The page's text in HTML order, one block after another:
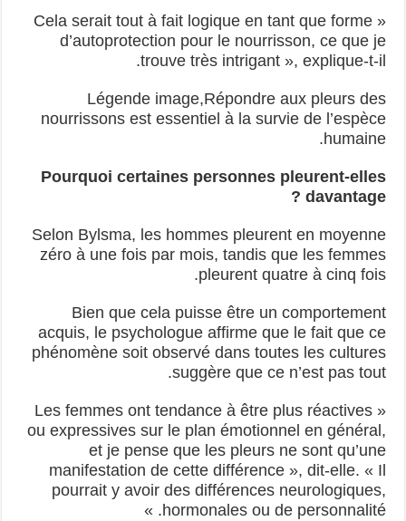
« Cela serait tout à fait logique en tant que forme
d’autoprotection pour le nourrisson, ce que je
trouve très intrigant », explique-t-il.
Légende image,Répondre aux pleurs des
nourrissons est essentiel à la survie de l’espèce
humaine.
Pourquoi certaines personnes pleurent-elles
davantage ?
Selon Bylsma, les hommes pleurent en moyenne
zéro à une fois par mois, tandis que les femmes
pleurent quatre à cinq fois.
Bien que cela puisse être un comportement
acquis, le psychologue affirme que le fait que ce
phénomène soit observé dans toutes les cultures
suggère que ce n’est pas tout.
« Les femmes ont tendance à être plus réactives
ou expressives sur le plan émotionnel en général,
et je pense que les pleurs ne sont qu’une
manifestation de cette différence », dit-elle. « Il
pourrait y avoir des différences neurologiques,
hormonales ou de personnalité. »